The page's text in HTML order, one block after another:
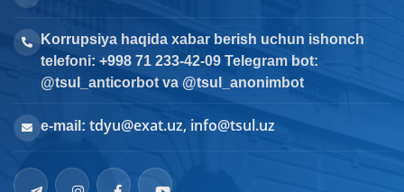
Korrupsiya haqida xabar berish uchun ishonch
telefoni: +998 71 233-42-09 Telegram bot:
@tsul_anticorbot va @tsul_anonimbot
e-mail: tdyu@exat.uz, info@tsul.uz